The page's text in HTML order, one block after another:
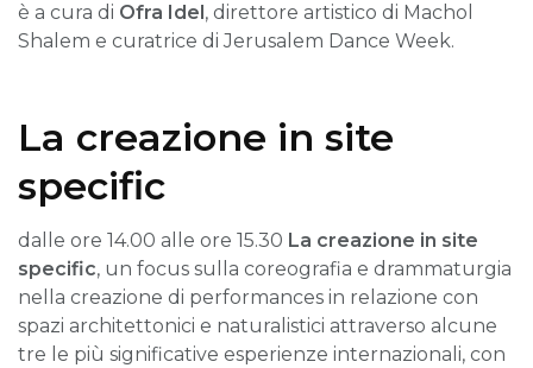
è a cura di Ofra Idel , direttore artistico di Machol
Shalem e curatrice di Jerusalem Dance Week.
La creazione in site
specific
dalle ore 14.00 alle ore 15.30 La creazione in site
specific, un focus sulla coreografia e drammaturgia
nella creazione di performances in relazione con
spazi architettonici e naturalistici attraverso alcune
tre le più significative esperienze internazionali, con